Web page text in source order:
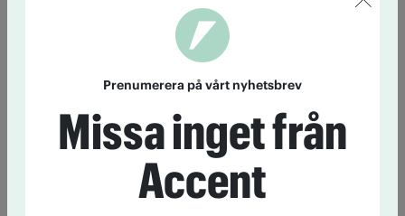
Prenumerera på vårt nyhetsbrev
Missa inget från
Accent